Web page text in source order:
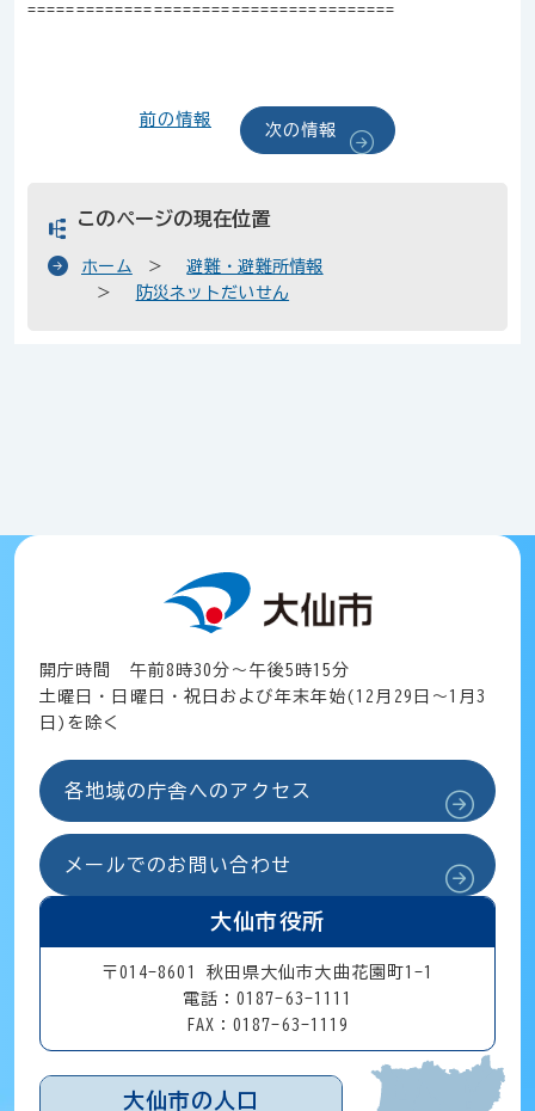
======================================
前の情報
次の情報
このページの現在位置
ホーム
避難・避難所情報
防災ネットだいせん
開庁時間 午前8時30分～午後5時15分
土曜日・日曜日・祝日および年末年始(12月29日～1月3
日)を除く
各地域の庁舎へのアクセス
メールでのお問い合わせ
大仙市役所
〒014-8601 秋田県大仙市大曲花園町1-1
電話：0187-63-1111
FAX：0187-63-1119
大仙市の人口